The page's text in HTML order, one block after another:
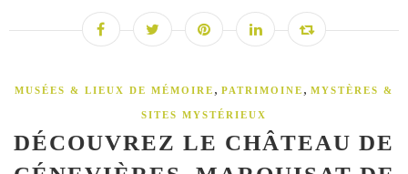
MUSÉES & LIEUX DE MÉMOIRE , PATRIMOINE , MYSTÈRES &
SITES MYSTÉRIEUX
DÉCOUVREZ LE CHÂTEAU DE